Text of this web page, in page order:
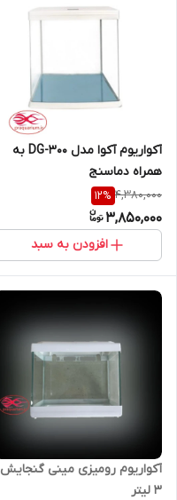
آکواریوم آکوا مدل DG-300 به
همراه دماسنج
4,380,000
12%
3,850,000
افزودن به سبد
آکواریوم رومیزی مینی گنجایش
3 لیتر